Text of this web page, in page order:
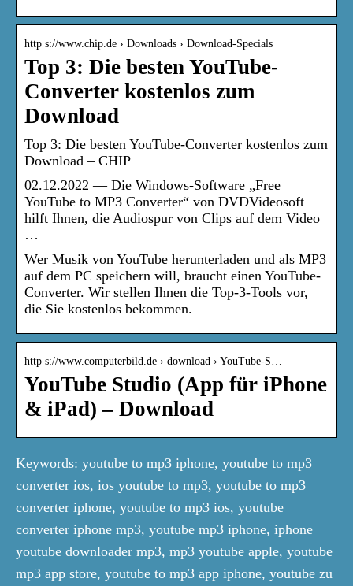
http s://www.chip.de › Downloads › Download-Specials
Top 3: Die besten YouTube-
Converter kostenlos zum
Download
Top 3: Die besten YouTube-Converter kostenlos zum
Download – CHIP
02.12.2022 — Die Windows-Software „Free
YouTube to MP3 Converter“ von DVDVideosoft
hilft Ihnen, die Audiospur von Clips auf dem Video
…
Wer Musik von YouTube herunterladen und als MP3
auf dem PC speichern will, braucht einen YouTube-
Converter. Wir stellen Ihnen die Top-3-Tools vor,
die Sie kostenlos bekommen.
http s://www.computerbild.de › download › YouTube-S…
YouTube Studio (App für iPhone
& iPad) – Download
Keywords: youtube to mp3 iphone, youtube to mp3
converter ios, ios youtube to mp3, youtube to mp3
converter iphone, youtube to mp3 ios, youtube
converter iphone mp3, youtube mp3 iphone, iphone
youtube downloader mp3, mp3 youtube apple, youtube
mp3 app store, youtube to mp3 app iphone, youtube zu